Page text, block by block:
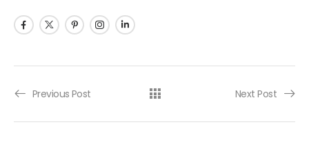
Previous Post Next Post